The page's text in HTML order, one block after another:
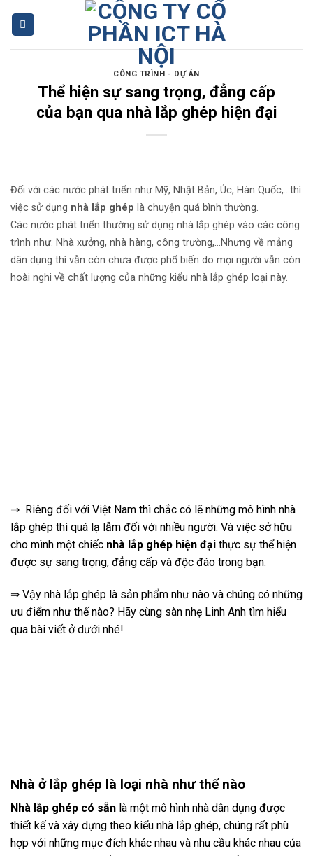
CÔNG TRÌNH - DỰ ÁN
Thể hiện sự sang trọng, đẳng cấp
của bạn qua nhà lắp ghép hiện đại
Đối với các nước phát triển như Mỹ, Nhật Bản, Úc, Hàn Quốc,…thì
việc sử dụng nhà lắp ghép là chuyện quá bình thường.
Các nước phát triển thường sử dụng nhà lắp ghép vào các công
trình như: Nhà xưởng, nhà hàng, công trường,…Nhưng về mảng
dân dụng thì vẫn còn chưa được phổ biến do mọi người vẫn còn
hoài nghi về chất lượng của những kiểu nhà lắp ghép loại này.
⇒ Riêng đối với Việt Nam thì chắc có lẽ những mô hình nhà
lắp ghép thì quá lạ lẫm đối với nhiều người. Và việc sở hữu
cho mình một chiếc nhà lắp ghép hiện đại thực sự thể hiện
được sự sang trọng, đẳng cấp và độc đáo trong bạn.
⇒ Vậy nhà lắp ghép là sản phẩm như nào và chúng có những
ưu điểm như thế nào? Hãy cùng sàn nhẹ Linh Anh tìm hiểu
qua bài viết ở dưới nhé!
Nhà ở lắp ghép là loại nhà như thế nào
Nhà lắp ghép có sẵn là một mô hình nhà dân dụng được
thiết kế và xây dựng theo kiểu nhà lắp ghép, chúng rất phù
hợp với những mục đích khác nhau và nhu cầu khác nhau của